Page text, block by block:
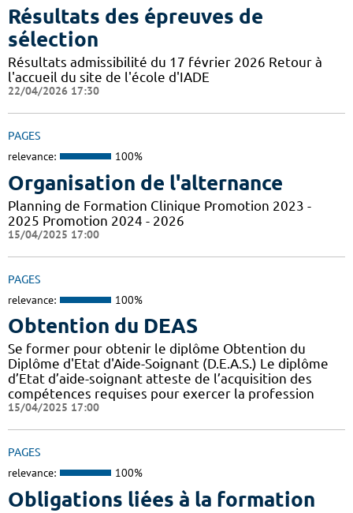
Résultats des épreuves de
sélection
Résultats admissibilité du 17 février 2026 Retour à
l'accueil du site de l'école d'IADE
22/04/2026 17:30
PAGES
relevance: 100%
Organisation de l'alternance
Planning de Formation Clinique Promotion 2023 -
2025 Promotion 2024 - 2026
15/04/2025 17:00
PAGES
relevance: 100%
Obtention du DEAS
Se former pour obtenir le diplôme Obtention du
Diplôme d'Etat d'Aide-Soignant (D.E.A.S.) Le diplôme
d’Etat d’aide-soignant atteste de l’acquisition des
compétences requises pour exercer la profession
15/04/2025 17:00
PAGES
relevance: 100%
Obligations liées à la formation